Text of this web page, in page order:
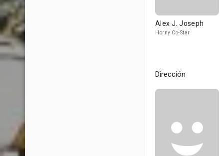
Alex J. Joseph
Horny Co-Star
Dirección